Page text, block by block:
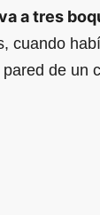
a tres
cuando
de un